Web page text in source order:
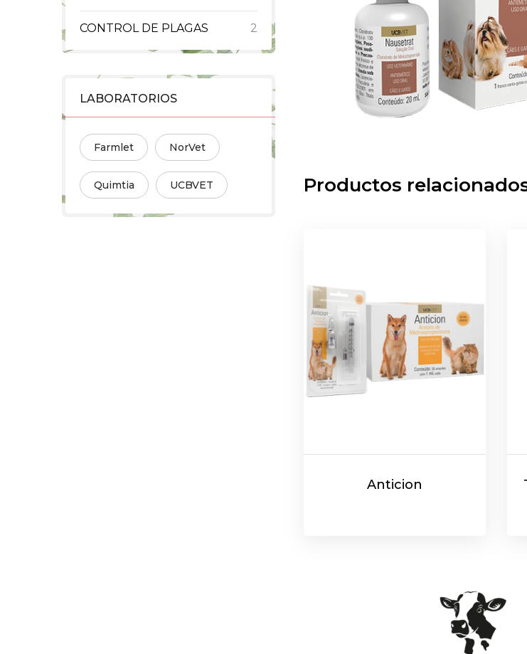
CONTROL DE PLAGAS 2
LABORATORIOS
Farmlet NorVet
Quimtia UCBVET Productos
Anticion